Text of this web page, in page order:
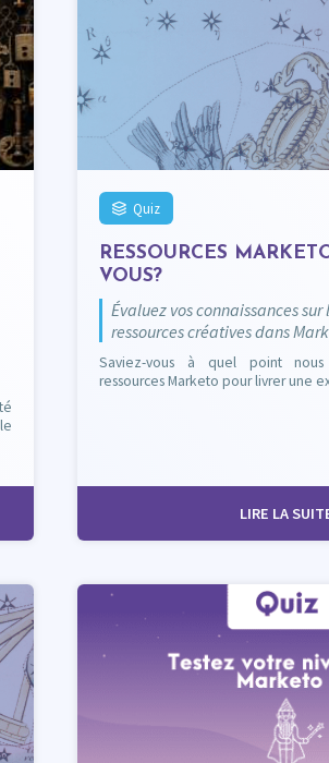
Quiz
RESSOURCES
VOUS?
Évaluez vos connaissances
ressources créatives dans
Saviez-vous à quel point
ressources Marketo pour livrer une
LIRE LA